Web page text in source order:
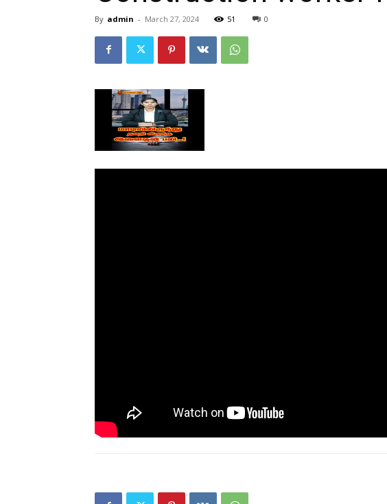
By admin - March 27, 2024 51 0